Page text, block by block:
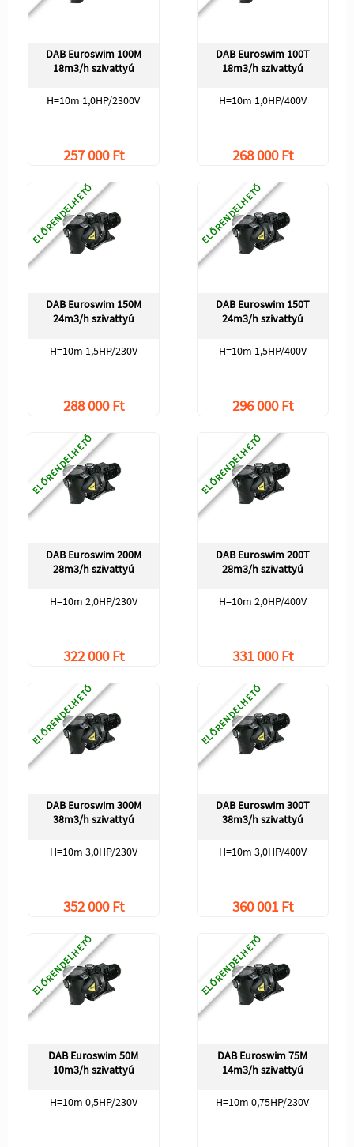
DAB Euroswim 100M
18m3/h szivattyú
H=10m 1,0HP/2300V
257 000 Ft
DAB Euroswim 100T
18m3/h szivattyú
H=10m 1,0HP/400V
268 000 Ft
ELŐRENDELHETŐ
DAB Euroswim 150M
24m3/h szivattyú
H=10m 1,5HP/230V
288 000 Ft
ELŐRENDELHETŐ
DAB Euroswim 150T
24m3/h szivattyú
H=10m 1,5HP/400V
296 000 Ft
ELŐRENDELHETŐ
DAB Euroswim 200M
28m3/h szivattyú
H=10m 2,0HP/230V
322 000 Ft
ELŐRENDELHETŐ
DAB Euroswim 200T
28m3/h szivattyú
H=10m 2,0HP/400V
331 000 Ft
ELŐRENDELHETŐ
DAB Euroswim 300M
38m3/h szivattyú
H=10m 3,0HP/230V
352 000 Ft
ELŐRENDELHETŐ
DAB Euroswim 300T
38m3/h szivattyú
H=10m 3,0HP/400V
360 001 Ft
ELŐRENDELHETŐ
DAB Euroswim 50M
10m3/h szivattyú
H=10m 0,5HP/230V
ELŐRENDELHETŐ
DAB Euroswim 75M
14m3/h szivattyú
H=10m 0,75HP/230V